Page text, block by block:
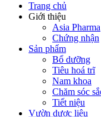
Trang chủ
Giới thiệu
Asia Pharma
Chứng nhận
Sản phẩm
Bổ dưỡng
Tiêu hoá trĩ
Nam khoa
Chăm sóc
Tiết niệu
Vườn dược liệu